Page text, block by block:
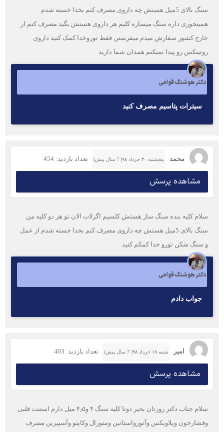
سنگ بالای 5میل هستش چه داروی مصرف کنم بخدا خسته شدم
همینجوری داره سنگ میسازه کلیم هر داروی هستش بگید مصرف کنم از
خارج کشور سفارش میدم میفرستن فقط توروخدا کمک کنید داروی
روتینکس رو پیدا نمیکنم همدان شما دارید
دکتر هوشنگ قوامی
سيترات پتاسيم مصرف كنيد
محمد پنجشنبه ۳۰ خرداد ۹۸( 7 سال پیش) تعداد بازدید: 454
مشاهده پرسش
سلام کلیه بنده سنگ ساز هستش کلسیم اگزلات الان تو هر دو کلیه من
سنگ بالای 5میل هستش چه داروی مصرف کنم بخدا خسته شدم از عمل
و سنگ شکن تورو خدا کمکم کنید
دکتر هوشنگ قوامی
جواب دادم
امیر شنبه ۱۸ خرداد ۹۸( 7 سال پیش) تعداد بازدید: 403
مشاهده پرسش
سلام جناب دکتر روزتان بخیر دوتا کلیه سنگ ۴ و۴٫۵ میل دارم استنت قلبی
وفشارخون وپلاویکس وآتورواستاتین ومتورال وکاپتو وآسپیرین مصرف